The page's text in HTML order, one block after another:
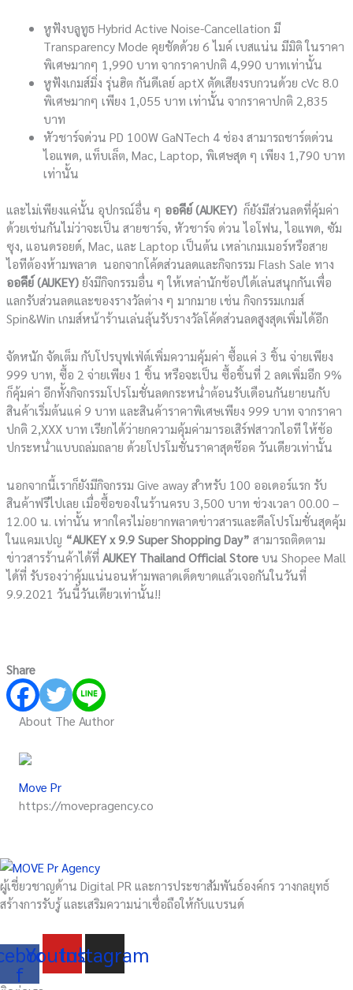
หูฟังบลูทูธ Hybrid Active Noise-Cancellation มี
Transparency Mode คุยชัดด้วย 6 ไมค์ เบสแน่น มีมิติ ในราคา
พิเศษมากๆ 1,990 บาท จากราคาปกติ 4,990 บาทเท่านั้น
หูฟังเกมส์มิ่ง รุ่นฮิต กันดีเลย์ aptX ตัดเสียงรบกวนด้วย cVc 8.0
พิเศษมากๆ เพียง 1,055 บาท เท่านั้น จากราคาปกติ 2,835
บาท
หัวชาร์จด่วน PD 100W GaNTech 4 ช่อง สามารถชาร์ตด่วน
ไอแพด, แท็บเล็ต, Mac, Laptop, พิเศษสุด ๆ เพียง 1,790 บาท
เท่านั้น
และไม่เพียงแค่นั้น อุปกรณ์อื่น ๆ ออคีย์(AUKEY) ก็ยังมีส่วนลดที่คุ้มค่า
ด้วยเช่นกันไม่ว่าจะเป็น สายชาร์จ, หัวชาร์จ ด่วน ไอโฟน, ไอแพด, ซัม
ซุง, แอนดรอยด์, Mac, และ Laptop เป็นต้น เหล่าเกมเมอร์หรือสาย
ไอทีต้องห้ามพลาด นอกจากโค้ดส่วนลดและกิจกรรม Flash Sale ทาง
ออคีย์(AUKEY)ยังมีกิจกรรมอื่น ๆ ให้เหล่านักช้อปได้เล่นสนุกกันเพื่อ
แลกรับส่วนลดและของรางวัลต่าง ๆ มากมาย เช่น กิจกรรมเกมส์
Spin&Win เกมส์หน้าร้านเล่นลุ้นรับรางวัลโค้ดส่วนลดสูงสุดเพิ่มได้อีก
จัดหนัก จัดเต็ม กับโปรบุฟเฟ่ต์เพิ่มความคุ้มค่า ซื้อแค่ 3 ชิ้น จ่ายเพียง
999 บาท, ซื้อ 2 จ่ายเพียง 1 ชิ้น หรือจะเป็น ซื้อชิ้นที่ 2 ลดเพิ่มอีก 9%
ก็คุ้มค่า อีกทั้งกิจกรรมโปรโมชั่นลดกระหน่ำต้อนรับเดือนกันยายนกับ
สินค้าเริ่มต้นแค่ 9 บาท และสินค้าราคาพิเศษเพียง 999 บาท จากราคา
ปกติ 2,XXX บาท เรียกได้ว่ายกความคุ้มค่ามารอเสิร์ฟสาวกไอที ให้ช้อ
ปกระหน่ำแบบถล่มถลาย ด้วยโปรโมชั่นราคาสุดช๊อค วันเดียวเท่านั้น
นอกจากนี้เราก็ยังมีกิจกรรม Give away สำหรับ 100 ออเดอร์แรก รับ
สินค้าฟรีไปเลย เมื่อซื้อของในร้านครบ 3,500 บาท ช่วงเวลา 00.00 –
12.00 น. เท่านั้น หากใครไม่อยากพลาดข่าวสารและดีลโปรโมชั่นสุดคุ้ม
ในแคมเปญ “AUKEY x 9.9 Super Shopping Day” สามารถติดตาม
ข่าวสารร้านค้าได้ที่AUKEY Thailand Official Storeบน Shopee Mall
ได้ที่ รับรองว่าคุ้มแน่นอนห้ามพลาดเด็ดขาดแล้วเจอกันในวันที่
9.9.2021 วันนี้วันเดียวเท่านั้น!!
Share
About The Author
Move Pr
https://movepragency.co
ผู้เชี่ยวชาญด้าน Digital PR และการประชาสัมพันธ์องค์กร วางกลยุทธ์
สร้างการรับรู้ และเสริมความน่าเชื่อถือให้กับแบรนด์
f
Youtube
Instagram